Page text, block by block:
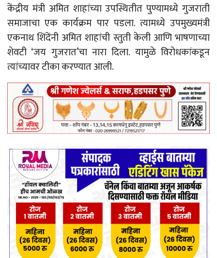
केंद्रीय मंत्री अमित शाहांच्या उपस्थितीत पुण्यामध्ये गुजराती
समाजाचा एक कार्यक्रम पार पडला. त्यामध्ये उपमुख्यमंत्री
एकनाथ शिंदेंनी अमित शाहांची स्तुती केली आणि भाषणाच्या
शेवटी ‘जय गुजरात’चा नारा दिला. यामुळे विरोधकांकडून
त्यांच्यावर टीका करण्यात आली.